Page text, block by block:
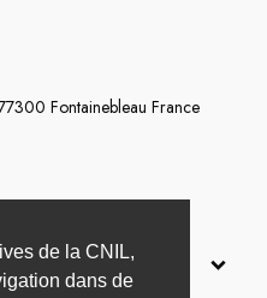
de la CNIL,
dans de
Fontainebleau France